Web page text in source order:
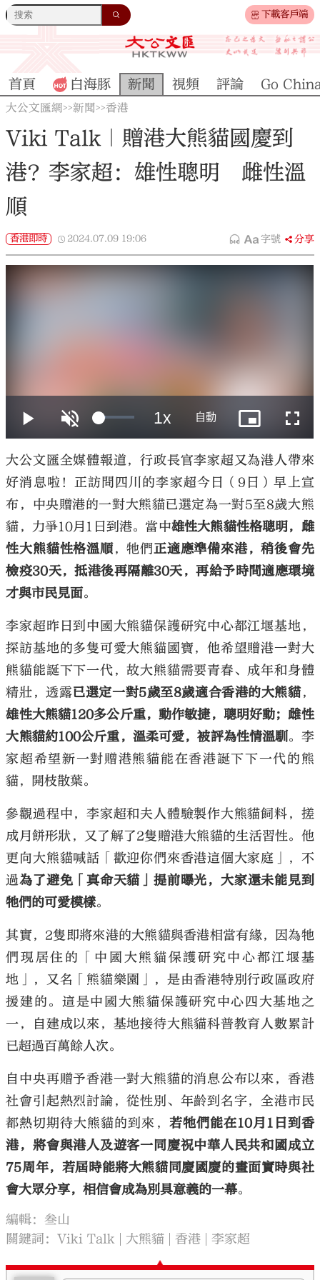
下載客戶端
大公文匯
首頁 白海豚 新聞 視頻 評論 Go
大公文匯網>>新聞>>香港
Viki Talk｜贈港大熊貓國慶到
港？李家超：雄性聰明 雌性溫
順
香港即時 2024.07.09 19:06 字號 分享
大公文匯全媒體報道，行政長官李家超又為港人帶來
好消息啦！正訪問四川的李家超今日（9日）早上宣
布，中央贈港的一對大熊貓已選定為一對5至8歲大熊
貓，力爭10月1日到港。當中雄性大熊貓性格聰明，雌
性大熊貓性格溫順，牠們正適應準備來港，稍後會先
檢疫30天，抵港後再隔離30天，再給予時間適應環境
才與市民見面。
李家超昨日到中國大熊貓保護研究中心都江堰基地，
探訪基地的多隻可愛大熊貓國寶，他希望贈港一對大
熊貓能誕下下一代，故大熊貓需要青春、成年和身體
精壯，透露已選定一對5歲至8歲適合香港的大熊貓，
雄性大熊貓120多公斤重，動作敏捷，聰明好動；雌性
大熊貓約100公斤重，溫柔可愛，被評為性情溫馴 。李
家超希望新一對贈港熊貓能在香港誕下下一代的熊
貓，開枝散葉。
參觀過程中，李家超和夫人體驗製作大熊貓飼料，搓
成月餅形狀，又了解了2隻贈港大熊貓的生活習性。他
更向大熊貓喊話「歡迎你們來香港這個大家庭」，不
過為了避免「真命天貓」提前曝光，大家還未能見到
牠們的可愛模樣。
其實，2隻即將來港的大熊貓與香港相當有緣，因為牠
們現居住的「中國大熊貓保護研究中心都江堰基
地」，又名「熊貓樂園」，是由香港特別行政區政府
援建的。這是中國大熊貓保護研究中心四大基地之
一，自建成以來，基地接待大熊貓科普教育人數累計
已超過百萬餘人次。
自中央再贈予香港一對大熊貓的消息公布以來，香港
社會引起熱烈討論，從性別、年齡到名字，全港市民
都熱切期待大熊貓的到來， 若牠們能在10月1日到香
港，將會與港人及遊客一同慶祝中華人民共和國成立
75周年，若屆時能將大熊貓同慶國慶的畫面實時與社
會大眾分享，相信會成為別具意義的一幕。
編輯：叁山
關鍵詞：Viki Talk 大熊貓 香港 李家超